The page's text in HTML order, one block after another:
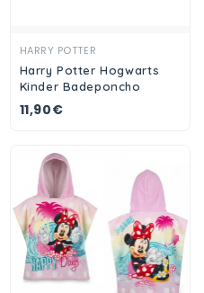
Ansehen
HARRY POTTER
Harry Potter Hogwarts
Kinder Badeponcho
11,90€